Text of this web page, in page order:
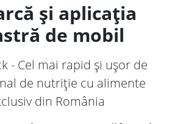
și aplicația
de mobil
- Cel mai rapid și ușor de
de nutriție cu alimente
din România